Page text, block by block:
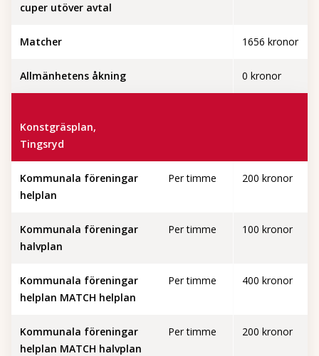
cuper utöver avtal
Matcher 1656 kronor
Allmänhetens åkning 0 kronor
Konstgräsplan,
Tingsryd
Kommunala föreningar
helplan
Per timme 200 kronor
Kommunala föreningar
halvplan
Per timme 100 kronor
Kommunala föreningar
helplan MATCH helplan
Per timme 400 kronor
Kommunala föreningar
helplan MATCH halvplan
Per timme 200 kronor